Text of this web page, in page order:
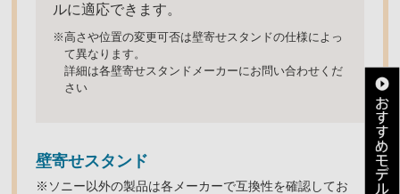
ルに適応できます。
※高さや位置の変更可否は壁寄せスタンドの仕様によっ
て異なります。
詳細は各壁寄せスタンドメーカーにお問い合わせくだ
さい
壁寄せスタンド
※ソニー以外の製品は各メーカーで互換性を確認してお